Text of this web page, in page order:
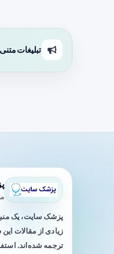
تبلیغات متنی
پزشک سایت، یک
زیادی از مقالات
ترجمه شده‌اند.